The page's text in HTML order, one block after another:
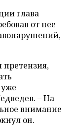
глава
от нее
– На
внимание
он.